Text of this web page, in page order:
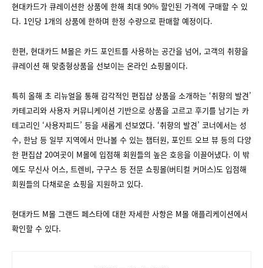
현대카드가 큐레이션한 상품에 한해 최대 90% 할인된 가격에 구매할 수 있
다. 1인당 1개의 상품에 한하며 한정 수량으로 판매할 예정이다.
한편, 현대카드 M몰은 카드 포인트를 사용하는 공간을 넘어, 고객의 취향을
큐레이션 해 맞춤형상품을 선보이는 온라인 쇼핑몰이다.
특히 올해 초 리뉴얼을 통해 감각적인 편집샵 상품을 소개하는 ‘취향의 발견’
카테고리와 사용자 커뮤니케이션 기반으로 상품을 고르고 후기를 남기는 카
테고리인 ‘사용자피드’ 등을 새롭게 선보였다. ‘취향의 발견’ 코너에서는 성
수, 한남 등 일부 지역에서 만나볼 수 있는 챕터원, 포인트 오브 뷰 등의 다양
한 편집샵 20여곳이 M몰에 입점해 회원들의 높은 호응을 이끌어냈다. 이 밖
에도 무신사 어스, 트렌비, 구구스 등 전문 쇼핑몰(버티컬 커머스)도 입점해
회원들의 다채로운 쇼핑을 지원하고 있다.
현대카드 M몰 그랜드 페스타에 대한 자세한 사항은 M몰 애플리케이션에서
확인할 수 있다.